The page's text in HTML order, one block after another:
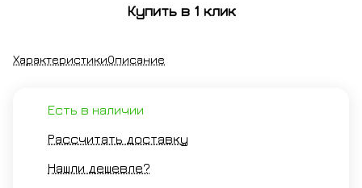
Купить в 1 клик
ХарактеристикиОписание
Есть в наличии
Рассчитать доставку
Нашли дешевле?